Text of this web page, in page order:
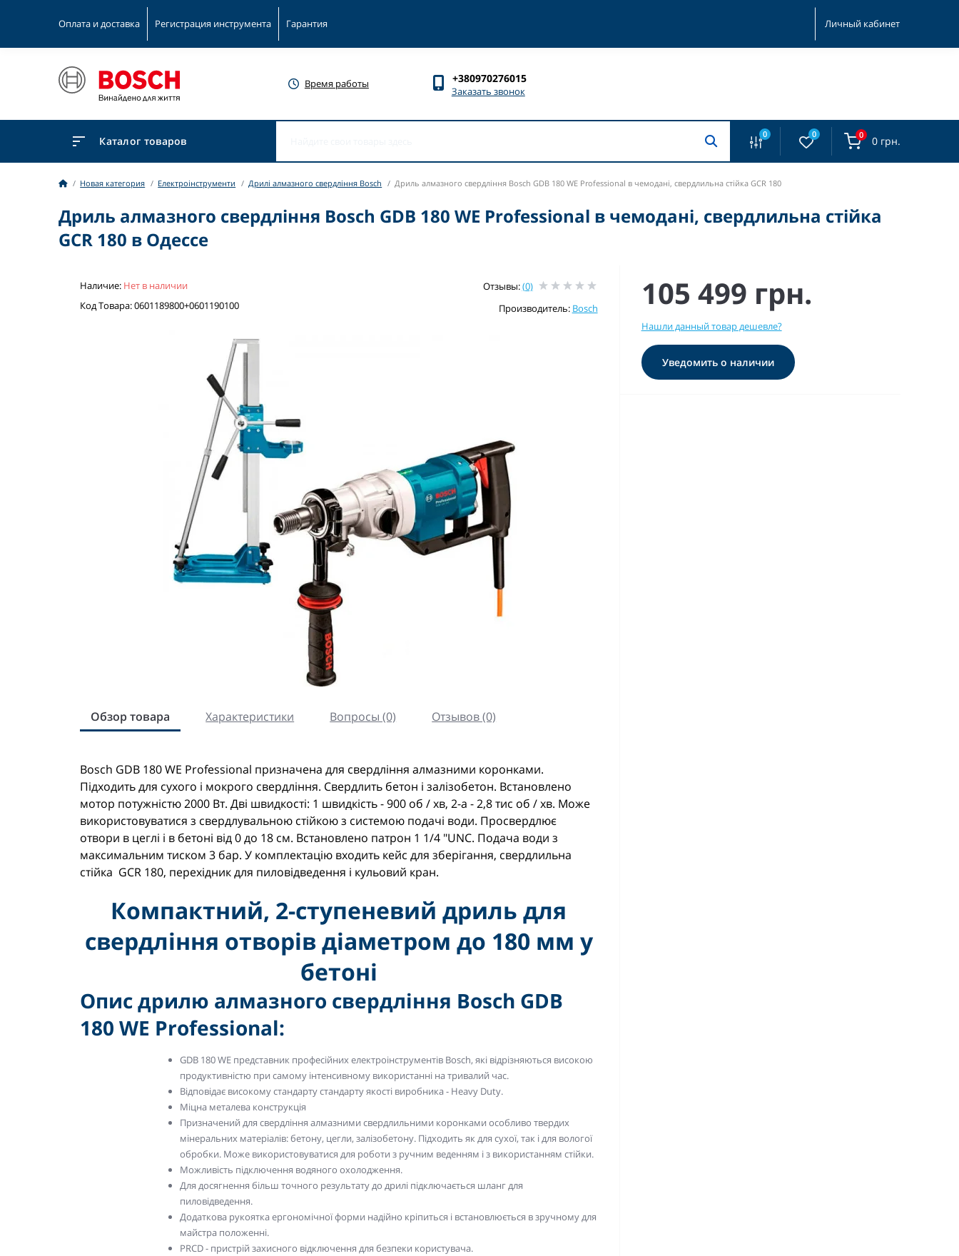
Оплата и доставка Регистрация инструмента Гарантия Личный кабинет
Время работы +380970276015
Заказать звонок
Каталог товаров 0 0 0 0 грн.
Новая категория Електроінструменти Дрилі алмазного свердління Bosch Дриль алмазного свердління Bosch GDB 180 WE Professional в чемодані, свердлильна стійка GCR 180
Дриль алмазного свердління Bosch GDB 180 WE Professional в чемодані, свердлильна стійка
GCR 180 в Одессе
Наличие: Нет в наличии
Код Товара: 0601189800+0601190100
Отзывы:(0)
Производитель: Bosch
Обзор товара Характеристики Вопросы (0) Отзывов (0)
Bosch GDB 180 WE Professional призначена для свердління алмазними коронками.
Підходить для сухого і мокрого свердління. Свердлить бетон і залізобетон. Встановлено
мотор потужністю 2000 Вт. Дві швидкості: 1 швидкість - 900 об / хв, 2-а - 2,8 тис об / хв. Може
використовуватися з свердлувальною стійкою з системою подачі води. Просвердлює
отвори в цеглі і в бетоні від 0 до 18 см. Встановлено патрон 1 1/4 "UNC. Подача води з
максимальним тиском 3 бар. У комплектацію входить кейс для зберігання, свердлильна
стійка GCR 180, перехідник для пиловідведення і кульовий кран.
Компактний, 2-ступеневий дриль для
свердління отворів діаметром до 180 мм у
бетоні
Опис дрилю алмазного свердління Bosch GDB
180 WE Professional:
GDB 180 WE представник професійних електроінструментів Bosch, які відрізняються високою
продуктивністю при самому інтенсивному використанні на тривалий час.
Відповідає високому стандарту стандарту якості виробника - Heavy Duty.
Міцна металева конструкція
Призначений для свердління алмазними свердлильними коронками особливо твердих
мінеральних матеріалів: бетону, цегли, залізобетону. Підходить як для сухої, так і для вологої
обробки. Може використовуватися для роботи з ручним веденням і з використанням стійки.
Можливість підключення водяного охолодження.
Для досягнення більш точного результату до дрилі підключається шланг для
пиловідведення.
Додаткова рукоятка ергономічної форми надійно кріпиться і встановлюється в зручному для
майстра положенні.
PRCD - пристрій захисного відключення для безпеки користувача.
105 499 грн.
Нашли данный товар дешевле?
Уведомить о наличии